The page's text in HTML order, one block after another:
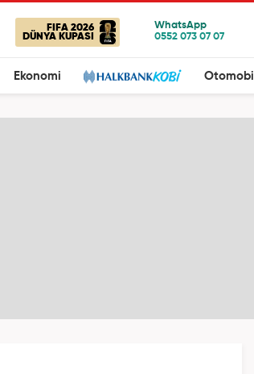
FIFA 2026
DÜNYA KUPASI
Ekonomi Otomobil